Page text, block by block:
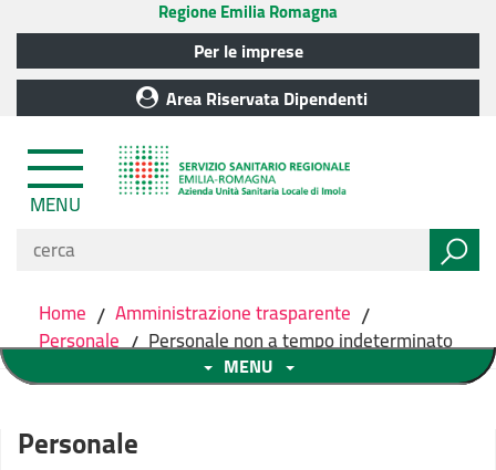
Regione Emilia Romagna
Per le imprese
Area Riservata Dipendenti
MENU
Home / Amministrazione trasparente /
Personale / Personale non a tempo indeterminato
MENU
Personale